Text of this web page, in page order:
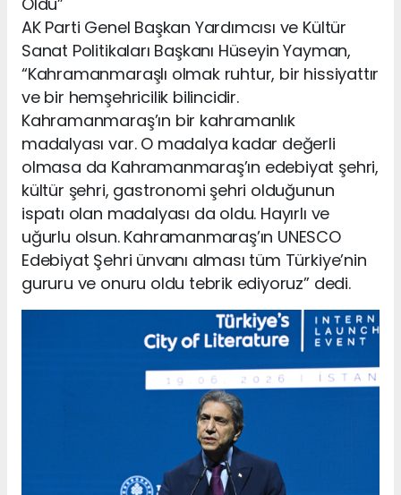
AK Parti Genel Başkan Yardımcısı ve Kültür
Sanat Politikaları Başkanı Hüseyin Yayman,
“Kahramanmaraşlı olmak ruhtur, bir hissiyattır
ve bir hemşehricilik bilincidir.
Kahramanmaraş’ın bir kahramanlık
madalyası var. O madalya kadar değerli
olmasa da Kahramanmaraş’ın edebiyat şehri,
kültür şehri, gastronomi şehri olduğunun
ispatı olan madalyası da oldu. Hayırlı ve
uğurlu olsun. Kahramanmaraş’ın UNESCO
Edebiyat Şehri ünvanı alması tüm Türkiye’nin
gururu ve onuru oldu tebrik ediyoruz” dedi.